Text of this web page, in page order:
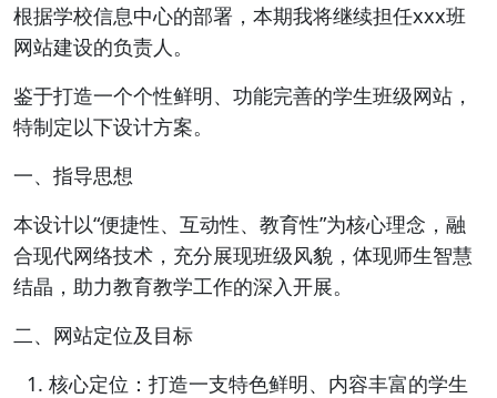
根据学校信息中心的部署，本期我将继续担任xxx班
网站建设的负责人。
鉴于打造一个个性鲜明、功能完善的学生班级网站，
特制定以下设计方案。
一、指导思想
本设计以“便捷性、互动性、教育性”为核心理念，融
合现代网络技术，充分展现班级风貌，体现师生智慧
结晶，助力教育教学工作的深入开展。
二、网站定位及目标
核心定位：打造一支特色鲜明、内容丰富的学生